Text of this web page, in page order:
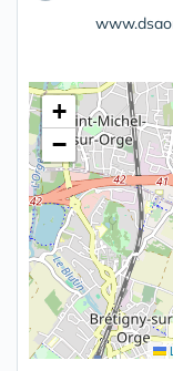
+
−